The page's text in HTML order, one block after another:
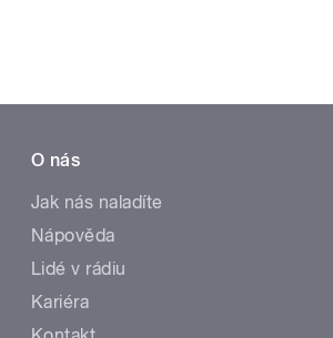
O nás
Jak nás naladíte
Nápověda
Lidé v rádiu
Kariéra